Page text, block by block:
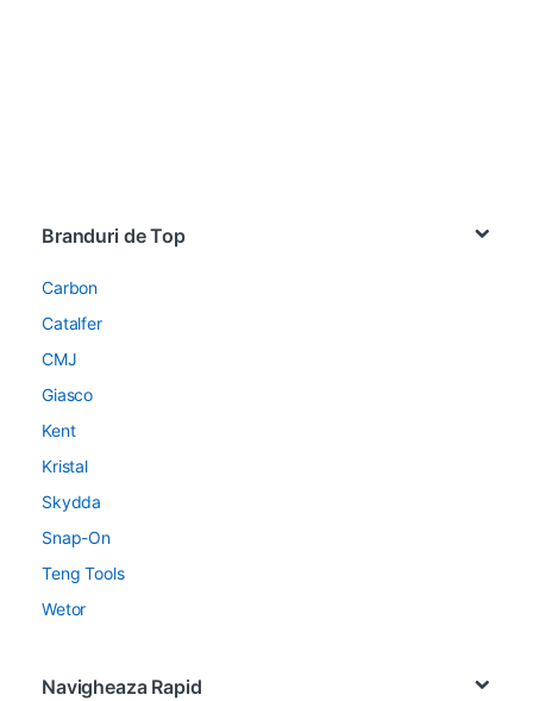
Branduri de Top
Carbon
Catalfer
CMJ
Giasco
Kent
Kristal
Skydda
Snap-On
Teng Tools
Wetor
Navigheaza Rapid